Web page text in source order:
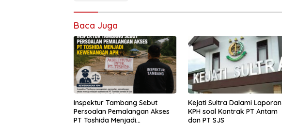
Baca Juga
Inspektur Tambang Sebut
Persoalan Pemalangan Akses
PT Toshida Menjadi
Kejati Sultra Dalami Laporan
KPH soal Kontrak PT Antam
dan PT SJS